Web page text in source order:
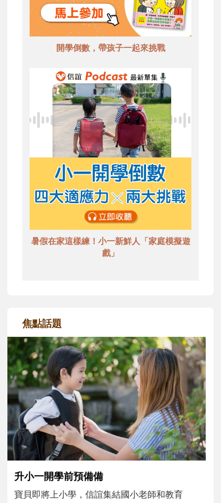
開學倒數，帶孩子一起來挑戰
暑假在家這樣練！小一新鮮人「家庭模擬遊
戲」
焦點話題
和孩子一起長大的那個男人│讀懂父親的
不同模樣